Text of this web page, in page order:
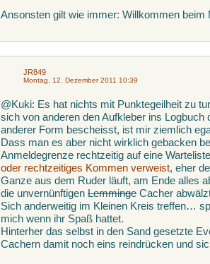
Ansonsten gilt wie immer: Willkommen beim
JR849
Montag, 12. Dezember 2011 10:39
@Kuki: Es hat nichts mit Punktegeilheit zu
sich von anderen den Aufkleber ins
anderer Form bescheisst, ist mir ziemlich
Dass man es aber nicht wirklich gebacken
Anmeldegrenze rechtzeitig auf eine
oder rechtzeitiges Kommen verweist, eher
Ganze aus dem Ruder läuft, am Ende alles
die unvernünftigen Lemminge Cacher
Sich anderweitig im Kleinen Kreis treffen…
mich wenn ihr Spaß hattet.
Hinterher das selbst in den Sand gesetzte
Cachern damit noch eins reindrücken und